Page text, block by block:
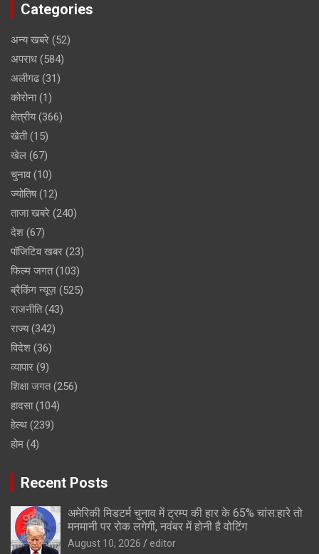
Categories
अन्य खबरे (52)
अपराध (584)
अलीगढ(31)
कोरोना(1)
क्षेत्रीय(366)
खेती(15)
खेल (67)
चुनाव(10)
ज्योतिष(12)
ताजा खबरे (240)
देश (67)
पॉजिटिव खबर (23)
फिल्म जगत(103)
ब्रैकिंग न्यूज़ (525)
राजनीति(43)
राज्य(342)
विदेश (36)
व्यापार (9)
शिक्षा जगत(256)
हादसा(104)
हेल्थ (239)
होम (4)
Recent Posts
अमेरिकी मिडटर्म चुनाव में ट्रम्प की हार के 65% चांस:हारे तो
मनमानी पर रोक लगेगी, नवंबर में होनी है वोटिंग
August 10, 2026 editor